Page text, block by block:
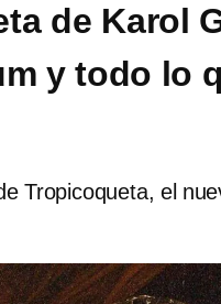
de Karol
y todo lo
Tropicoqueta, el